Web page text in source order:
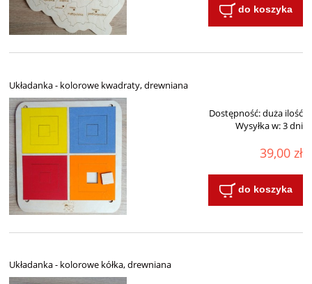
do koszyka
Układanka - kolorowe kwadraty, drewniana
Dostępność:duża ilość
Wysyłka w:3 dni
39,00 zł
do koszyka
Układanka - kolorowe kółka, drewniana